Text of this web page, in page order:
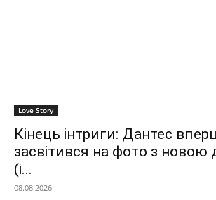
Love Story
Кінець інтриги: Дантес
засвітився на фото з новою
(і...
08.08.2026